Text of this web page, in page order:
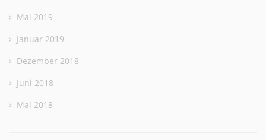
Mai 2019
Januar 2019
Dezember 2018
Juni 2018
Mai 2018